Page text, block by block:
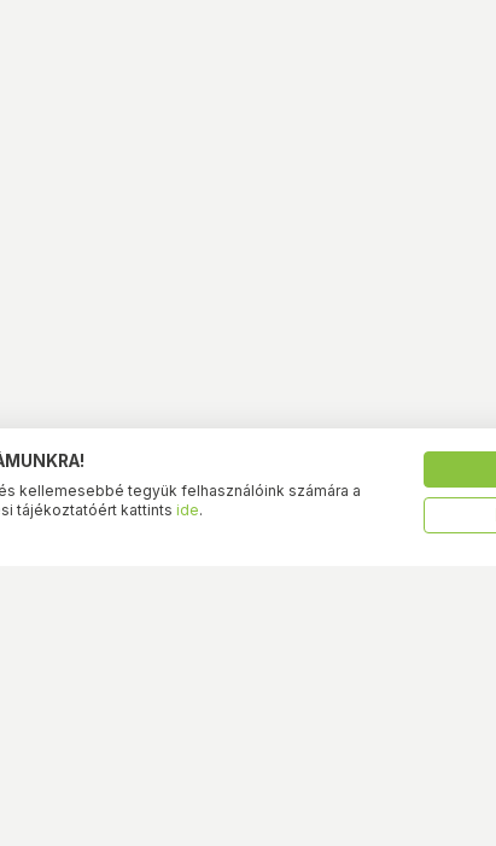
kellemesebbé tegyük felhasználóink számára a
tájékoztatóért kattints ide.